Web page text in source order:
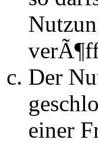
Der
einer